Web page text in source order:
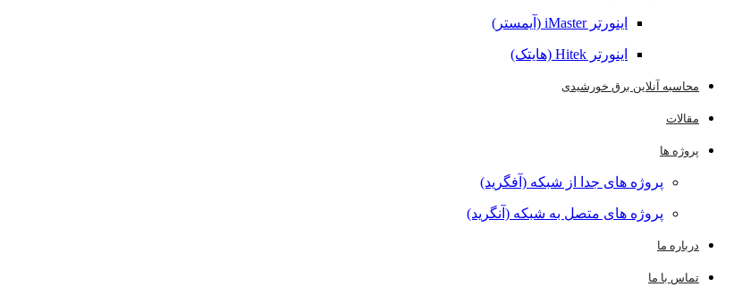
اینورتر iMaster (آیمستر)
اینورتر Hitek (هایتک)
محاسبه آنلاین برق خورشیدی
مقالات
پروژه ها
پروژه های جدا از شبکه (آفگرید)
پروژه های متصل به شبکه (آنگرید)
درباره ما
تماس با ما